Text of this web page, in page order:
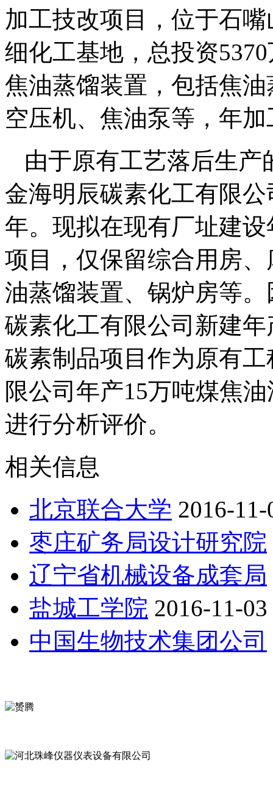
加工技改项目，位于石
细化工基地，总投资
焦油蒸馏装置，包括焦
空压机、焦油泵等，年
由于原有工艺落后生
金海明辰碳素化工有限
年。现拟在现有厂址建
项目，仅保留综合用房
油蒸馏装置、锅炉房等
碳素化工有限公司新建
碳素制品项目作为原有
限公司年产15万吨煤焦
进行分析评价。
相关信息
北京联合大学 2016-11-
枣庄矿务局设计研究院
辽宁省机械设备成套局
盐城工学院 2016-11-03
中国生物技术集团公司